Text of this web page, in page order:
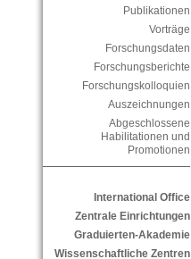
Publikationen
Vorträge
Forschungsdaten
Forschungsberichte
Forschungskolloquien
Auszeichnungen
Abgeschlossene
Habilitationen und
Promotionen
International Office
Zentrale Einrichtungen
Graduierten-Akademie
Wissenschaftliche Zentren